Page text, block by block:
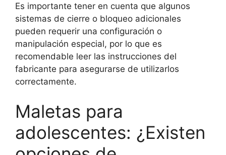
Es importante tener en cuenta que algunos
sistemas de cierre o bloqueo adicionales
pueden requerir una configuración o
manipulación especial, por lo que es
recomendable leer las instrucciones del
fabricante para asegurarse de utilizarlos
correctamente.
Maletas para
adolescentes: ¿Existen